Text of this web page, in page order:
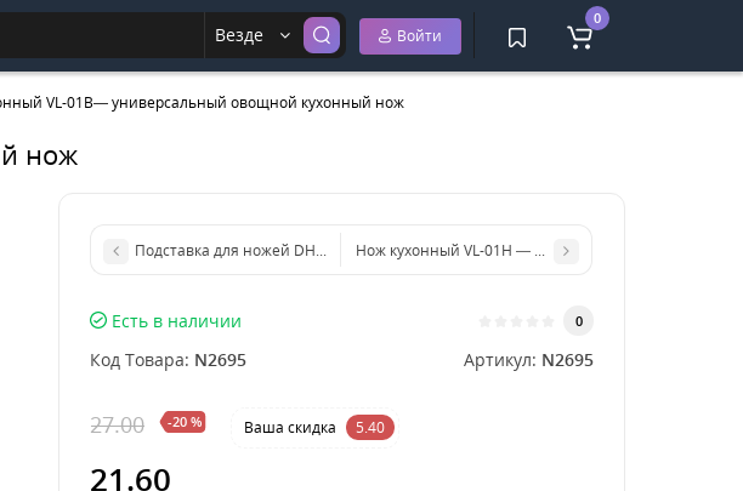
Везде Войти
0
VL-01B— универсальный овощной кухонный нож
нож
Подставка для ножей DH2353-BLACKНож кухонный VL-01H — универсальный кухонный
Есть в наличии 0
Код Товара: N2695 Артикул: N2695
27.00 -20 % Ваша cкидка 5.40
21.60